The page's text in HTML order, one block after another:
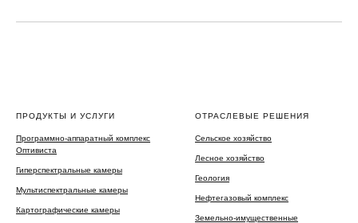
ПРОДУКТЫ И УСЛУГИ
Программно-аппаратный комплекс
Оптивиста
Гиперспектральные камеры
Мультиспектральные камеры
Картографические камеры
ОТРАСЛЕВЫЕ РЕШЕНИЯ
Сельское хозяйство
Лесное хозяйство
Геология
Нефтегазовый комплекс
Земельно-имущественные